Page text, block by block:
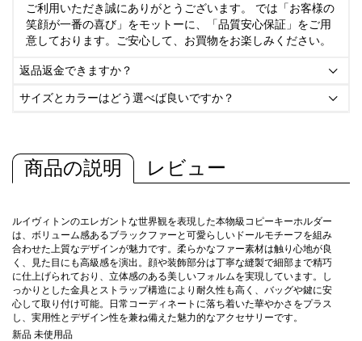
ご利用いただき誠にありがとうございます。 では「お客様の
笑顔が一番の喜び」をモットーに、「品質安心保証」をご用
意しております。ご安心して、お買物をお楽しみください。
返品返金できますか？ 
サイズとカラーはどう選べば良いですか？ 
商品の説明 レビュー
ルイヴィトンのエレガントな世界観を表現した本物級コピーキーホルダー
は、ボリューム感あるブラックファーと可愛らしいドールモチーフを組み
合わせた上質なデザインが魅力です。柔らかなファー素材は触り心地が良
く、見た目にも高級感を演出。顔や装飾部分は丁寧な縫製で細部まで精巧
に仕上げられており、立体感のある美しいフォルムを実現しています。し
っかりとした金具とストラップ構造により耐久性も高く、バッグや鍵に安
心して取り付け可能。日常コーディネートに落ち着いた華やかさをプラス
し、実用性とデザイン性を兼ね備えた魅力的なアクセサリーです。
新品 未使用品